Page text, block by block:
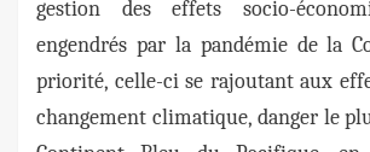
gestion des effets socio-
engendrés par la pandémie de la
priorité, celle-ci se rajoutant aux
changement climatique, danger le